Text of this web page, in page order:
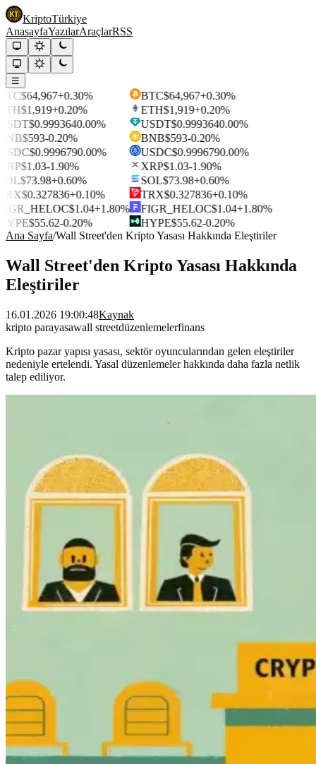
KriptoTürkiye
AnasayfaYazılarAraçlarRSS
☰
$64,967+0.30%
$1,919+0.20%
$0.9993640.00%
$593-0.20%
$0.9996790.00%
$1.03-1.90%
$73.98+0.60%
$0.327836+0.10%
$1.04+1.80%
$55.62-0.20%
BTC$64,967+0.30%
ETH$1,919+0.20%
USDT$0.9993640.00%
BNB$593-0.20%
USDC$0.9996790.00%
XRP$1.03-1.90%
SOL$73.98+0.60%
TRX$0.327836+0.10%
FIGR_HELOC$1.04+1.80%
HYPE$55.62-0.20%
Ana Sayfa/Wall Street'den Kripto Yasası Hakkında Eleştiriler
Wall Street'den Kripto Yasası Hakkında
Eleştiriler
16.01.2026 19:00:48Kaynak
kripto parayasawall streetdüzenlemelerfinans
Kripto pazar yapısı yasası, sektör oyuncularından gelen eleştiriler
nedeniyle ertelendi. Yasal düzenlemeler hakkında daha fazla netlik
talep ediliyor.